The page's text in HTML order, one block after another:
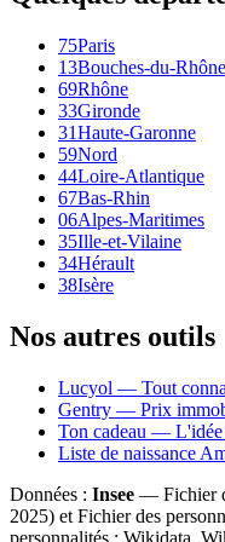
75Paris
13Bouches-du-Rhône
69Rhône
33Gironde
31Haute-Garonne
59Nord
44Loire-Atlantique
67Bas-Rhin
06Alpes-Maritimes
35Ille-et-Vilaine
34Hérault
38Isère
Nos autres outils
Lucyol — Tout
Gentry — Prix
Ton cadeau — L'idée
Liste de naissance
Données : Insee — Fichier
2025) et Fichier des
personnalités : Wikidata,